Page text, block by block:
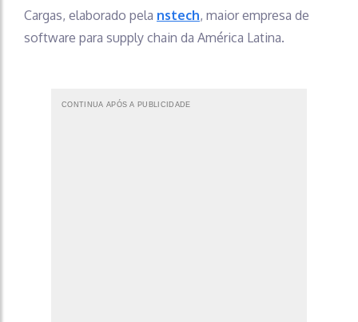
Cargas, elaborado pela nstech, maior empresa de
software para supply chain da América Latina.
CONTINUA APÓS A PUBLICIDADE